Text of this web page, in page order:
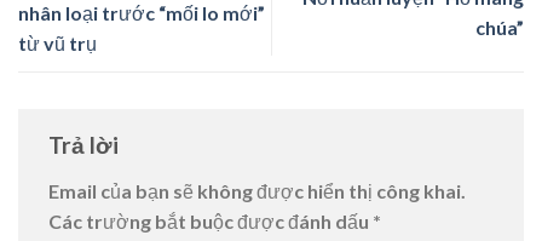
nhân loại trước “mối lo mới”
từ vũ trụ
chúa”
Trả lời
Email của bạn sẽ không được hiển thị công khai.
Các trường bắt buộc được đánh dấu *